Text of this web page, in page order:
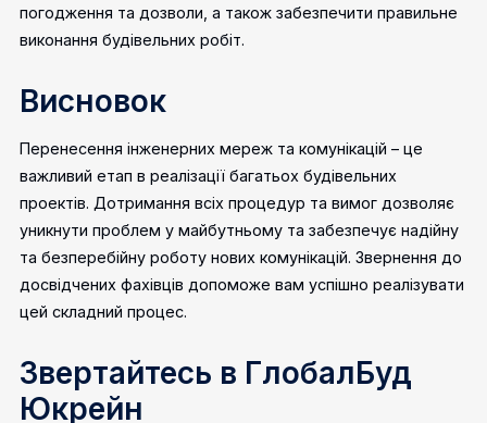
погодження та дозволи, а також забезпечити правильне
виконання будівельних робіт.
Висновок
Перенесення інженерних мереж та комунікацій – це
важливий етап в реалізації багатьох будівельних
проектів. Дотримання всіх процедур та вимог дозволяє
уникнути проблем у майбутньому та забезпечує надійну
та безперебійну роботу нових комунікацій. Звернення до
досвідчених фахівців допоможе вам успішно реалізувати
цей складний процес.
Звертайтесь в ГлобалБуд
Юкрейн